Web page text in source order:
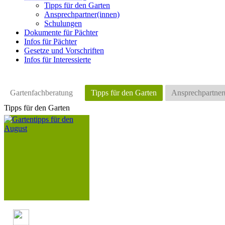
Tipps für den Garten
Ansprechpartner(innen)
Schulungen
Dokumente für Pächter
Infos für Pächter
Gesetze und Vorschriften
Infos für Interessierte
Gartenfachberatung Tipps für den Garten
Tipps für den Garten